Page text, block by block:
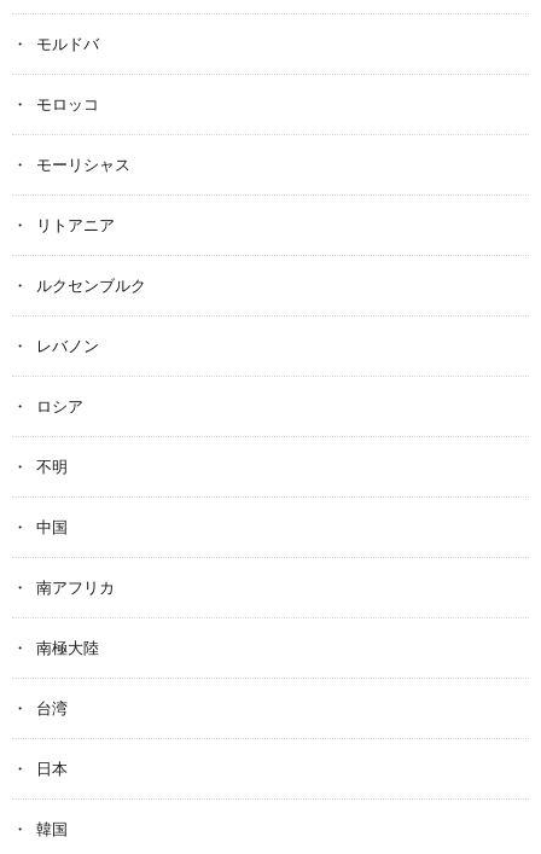
モルドバ
モロッコ
モーリシャス
リトアニア
ルクセンブルク
レバノン
ロシア
不明
中国
南アフリカ
南極大陸
台湾
日本
韓国